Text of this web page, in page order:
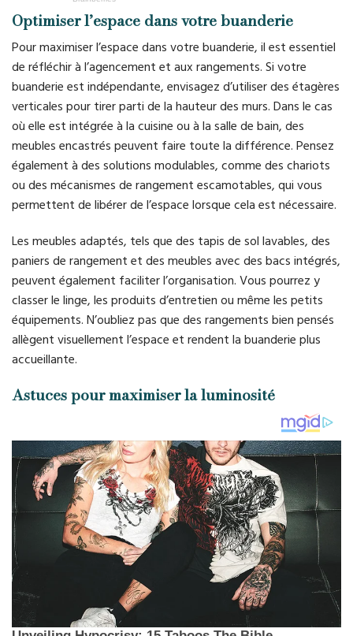
Optimiser l’espace dans votre buanderie
Pour maximiser l’espace dans votre buanderie, il est essentiel
de réfléchir à l’agencement et aux rangements. Si votre
buanderie est indépendante, envisagez d’utiliser des étagères
verticales pour tirer parti de la hauteur des murs. Dans le cas
où elle est intégrée à la cuisine ou à la salle de bain, des
meubles encastrés peuvent faire toute la différence. Pensez
également à des solutions modulables, comme des chariots
ou des mécanismes de rangement escamotables, qui vous
permettent de libérer de l’espace lorsque cela est nécessaire.
Les meubles adaptés, tels que des tapis de sol lavables, des
paniers de rangement et des meubles avec des bacs intégrés,
peuvent également faciliter l’organisation. Vous pourrez y
classer le linge, les produits d’entretien ou même les petits
équipements. N’oubliez pas que des rangements bien pensés
allègent visuellement l’espace et rendent la buanderie plus
accueillante.
Astuces pour maximiser la luminosité